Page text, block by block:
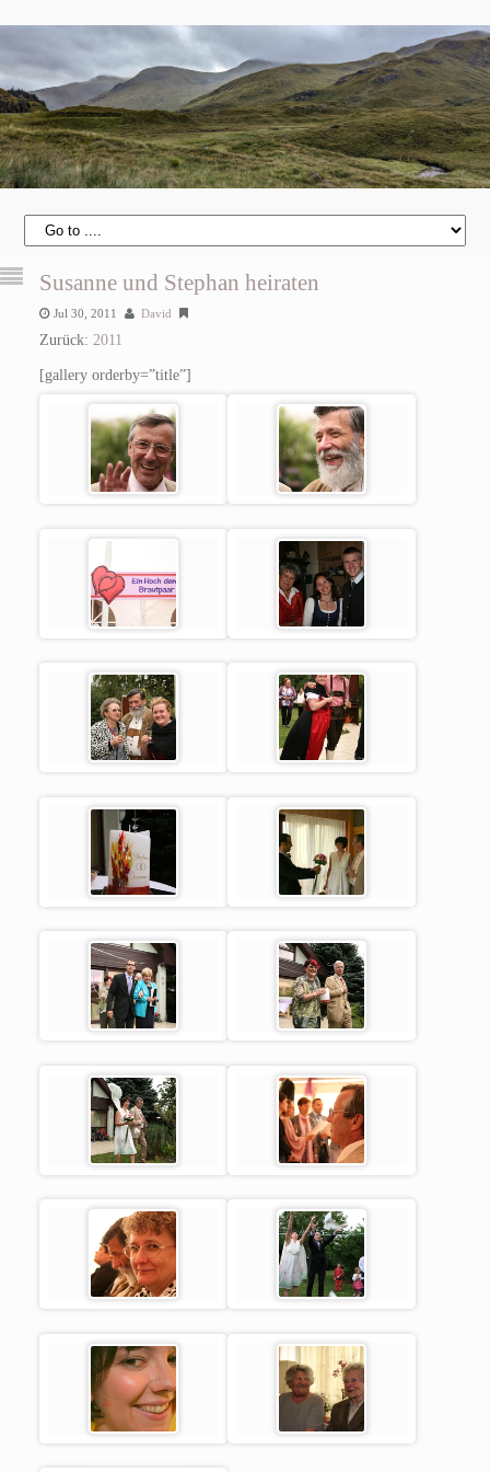
Susanne und Stephan heiraten
Jul 30, 2011 David
Zurück: 2011
[gallery orderby=”title”]